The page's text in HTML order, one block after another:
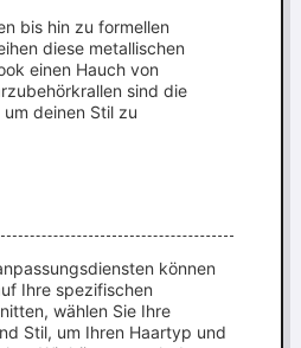
bis hin zu formellen
diese metallischen
einen Hauch von
sind die
deinen Stil zu
können
Ihre spezifischen
wählen Sie Ihre
Stil, um Ihren Haartyp und